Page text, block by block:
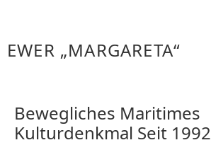
EWER „MARGARETA“
Bewegliches Maritimes
Kulturdenkmal Seit 1992